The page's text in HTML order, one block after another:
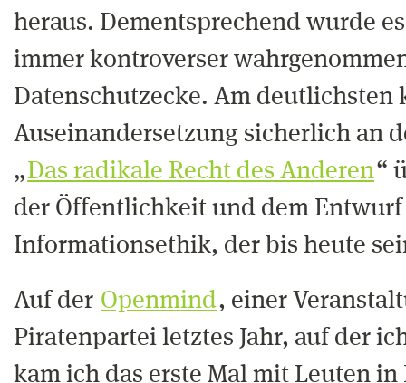
heraus. Dementsprechend wurde
immer kontroverser
Datenschutzecke. Am
Auseinandersetzung sicherlich an
„Das radikale Recht des Anderen“
der Öffentlichkeit und dem
Informationsethik, der bis heute
Auf der Openmind, einer
Piratenpartei letztes Jahr, auf der
kam ich das erste Mal mit Leuten